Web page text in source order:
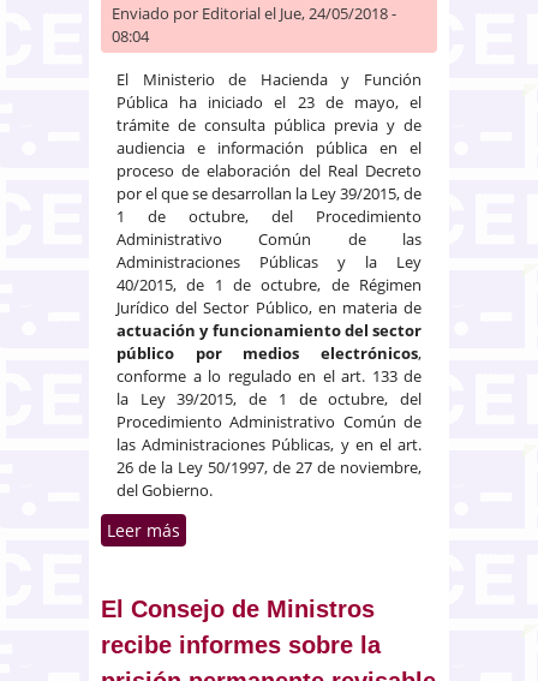
Enviado por Editorialel Jue, 24/05/2018 -
08:04
El Ministerio de Hacienda y Función
Pública ha iniciado el 23 de mayo, el
trámite de consulta pública previa y de
audiencia e información pública en el
proceso de elaboración del Real Decreto
por el que se desarrollan la Ley 39/2015, de
1 de octubre, del Procedimiento
Administrativo Común de las
Administraciones Públicas y la Ley
40/2015, de 1 de octubre, de Régimen
Jurídico del Sector Público, en materia de
actuación y funcionamiento del sector
público por medios electrónicos,
conforme a lo regulado en el art. 133 de
la Ley 39/2015, de 1 de octubre, del
Procedimiento Administrativo Común de
las Administraciones Públicas, y en el art.
26 de la Ley 50/1997, de 27 de noviembre,
del Gobierno.
Leer más
electrónicos
El Consejo de Ministros
recibe informes sobre la